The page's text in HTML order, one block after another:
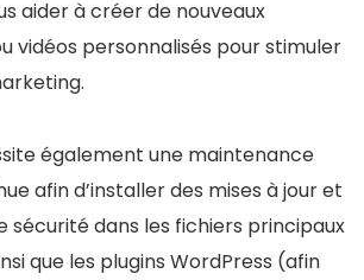
aider à créer de nouveaux
vidéos personnalisés pour stimuler
également une maintenance
afin d’installer des mises à jour et
sécurité dans les fichiers principaux
que les plugins WordPress (afin